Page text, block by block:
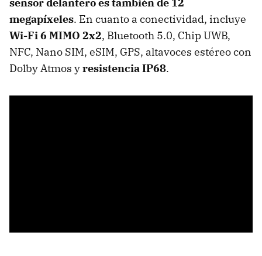
megapíxeles. En cuanto a conectividad, incluye
Wi-Fi 6 MIMO 2x2, Bluetooth 5.0, Chip UWB,
NFC, Nano SIM, eSIM, GPS, altavoces estéreo con
Dolby Atmos yresistencia IP68.